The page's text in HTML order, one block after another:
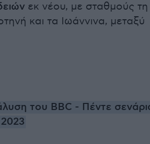
εκ νέου, με σταθμούς τη
και τα Ιωάννινα, μεταξύ
του BBC - Πέντε